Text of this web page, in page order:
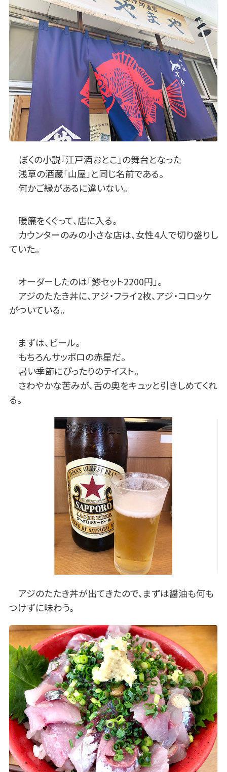
ぼくの小説『江戸酒おとこ』の舞台となった
浅草の酒蔵「山屋」と同じ名前である。
何かご縁があるに違いない。
暖簾をくぐって、店に入る。
カウンターのみの小さな店は、女性4人で切り盛りし
ていた。
オーダーしたのは「鯵セット2200円」。
アジのたたき丼に、アジ・フライ2枚、アジ・コロッケ
がついている。
まずは、ビール。
もちろんサッポロの赤星だ。
暑い季節にぴったりのテイスト。
さわやかな苦みが、舌の奥をキュッと引きしめてくれ
る。
アジのたたき丼が出てきたので、まずは醤油も何も
つけずに味わう。